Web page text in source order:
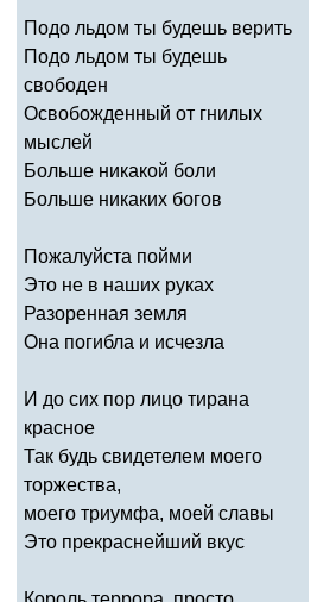
Подо льдом ты будешь верить
Подо льдом ты будешь
свободен
Освобожденный от гнилых
мыслей
Больше никакой боли
Больше никаких богов
Пожалуйста пойми
Это не в наших руках
Разоренная земля
Она погибла и исчезла
И до сих пор лицо тирана
красное
Так будь свидетелем моего
торжества,
моего триумфа, моей славы
Это прекраснейший вкус